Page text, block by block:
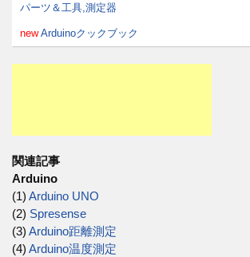
パーツ＆工具,測定器
newArduinoクックブック
関連記事
Arduino
(1) Arduino UNO
(2) Spresense
(3) Arduino距離測定
(4) Arduino温度測定